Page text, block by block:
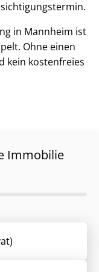
in Mannheim ist
Ohne einen
kein kostenfreies
Immobilie